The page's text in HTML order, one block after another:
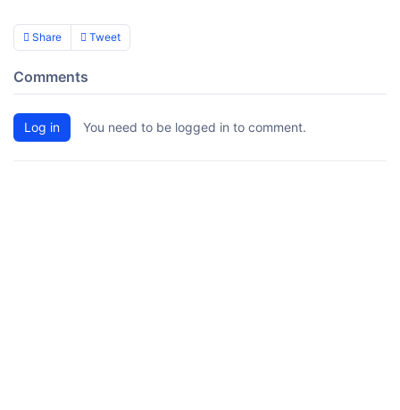
Share Tweet
Comments
Log in You need to be logged in to comment.